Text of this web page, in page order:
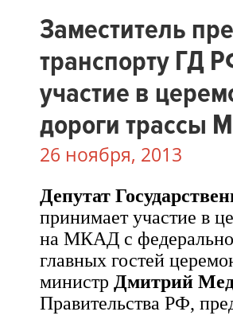
Заместитель
транспорту ГД
участие в
дороги трассы
26 ноября, 2013
Депутат
принимает участие в
на МКАД с
главных гостей
министр Дмитрий
Правительства РФ,